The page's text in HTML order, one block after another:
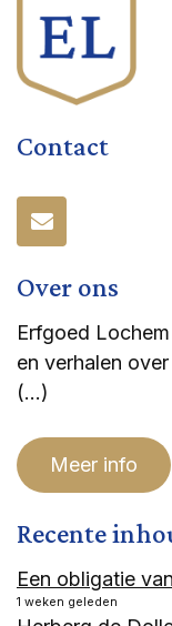
Contact
Over ons
Erfgoed
en verhalen
(…)
Meer info
Recente
Een obligatie
1 weken geleden